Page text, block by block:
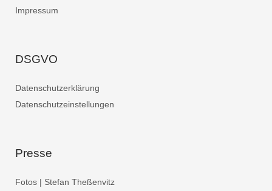
Impressum
DSGVO
Datenschutzerklärung
Datenschutzeinstellungen
Presse
Fotos | Stefan Theßenvitz